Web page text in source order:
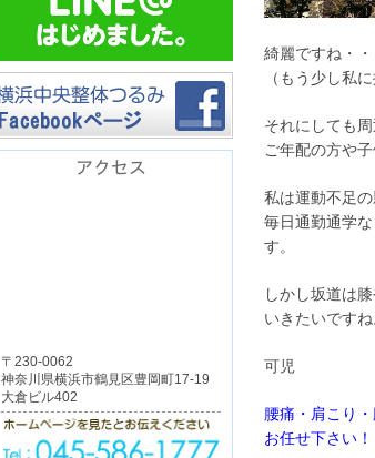
綺麗ですね・・
（もう少し私
それにしても
ご年配の方や
私は運動不足
毎日通勤通学
す。
しかし坂道は
いきたいですね
可児
腰痛・肩こり
お任せ下さい！
アクセス
〒230-0062
神奈川県横浜市鶴見区豊岡町17-19
大倉ビル402